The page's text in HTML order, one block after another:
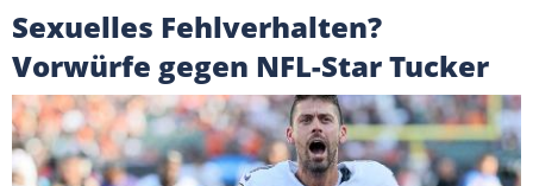
Sexuelles Fehlverhalten?
Vorwürfe gegen NFL-Star Tucker